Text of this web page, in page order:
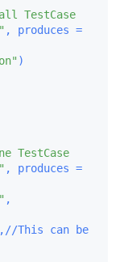
TestCase
)
TestCase
,
,//This can be